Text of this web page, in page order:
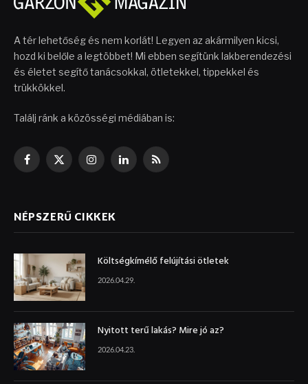
A tér lehetőség és nem korlát! Legyen az akármilyen kicsi,
hozd ki belőle a legtöbbet! Mi ebben segítünk lakberendezési
és életet segítő tanácsokkal, ötletekkel, tippekkel és
trükkökkel.
Találj ránk a közösségi médiában is:
Facebook
X
InstagramLinkedInRSS
NÉPSZERŰ CIKKEK
Költségkímélő felújítási ötletek
2026.04.29.
Nyitott terű lakás? Mire jó az?
2026.04.23.